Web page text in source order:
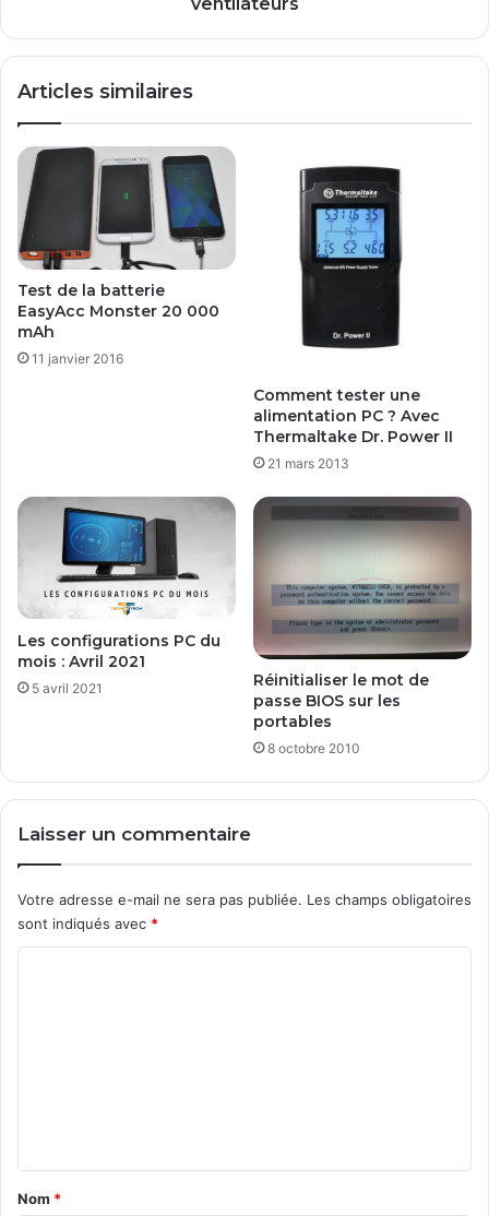
ventilateurs
Articles similaires
Test de la batterie
EasyAcc Monster 20 000
mAh
11 janvier 2016
Comment tester une
alimentation PC ? Avec
Thermaltake Dr. Power II
21 mars 2013
Les configurations PC du
mois : Avril 2021
5 avril 2021
Réinitialiser le mot de
passe BIOS sur les
portables
8 octobre 2010
Laisser un commentaire
Votre adresse e-mail ne sera pas publiée. Les champs obligatoires
sont indiqués avec *
a
Nom *